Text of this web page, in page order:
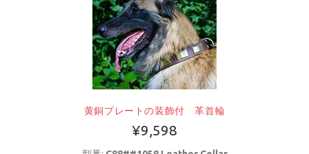
黄銅プレートの装飾付 革首輪
¥9,598